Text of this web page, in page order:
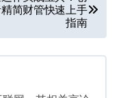
简财管快速上手
指南